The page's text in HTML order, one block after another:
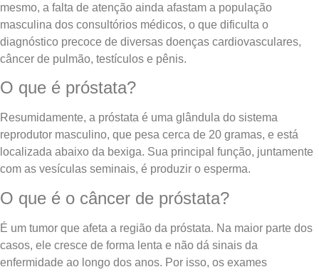
mesmo, a falta de atenção ainda afastam a população
masculina dos consultórios médicos, o que dificulta o
diagnóstico precoce de diversas doenças cardiovasculares,
câncer de pulmão, testículos e pênis.
O que é próstata?
Resumidamente, a próstata é uma glândula do sistema
reprodutor masculino, que pesa cerca de 20 gramas, e está
localizada abaixo da bexiga. Sua principal função, juntamente
com as vesículas seminais, é produzir o esperma.
O que é o câncer de próstata?
É um tumor que afeta a região da próstata. Na maior parte dos
casos, ele cresce de forma lenta e não dá sinais da
enfermidade ao longo dos anos. Por isso, os exames